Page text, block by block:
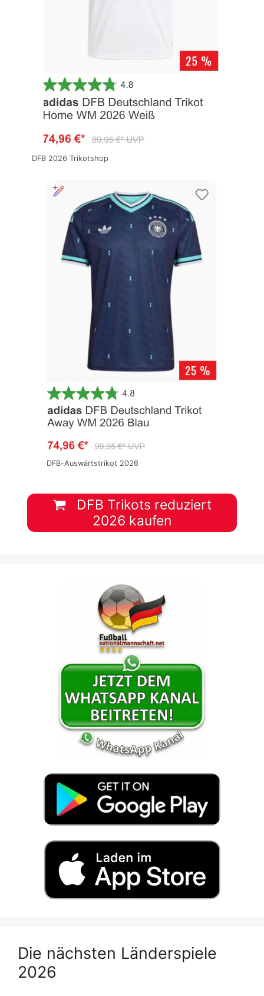
DFB 2026 Trikotshop
DFB-Auswärtstrikot 2026
DFB Trikots reduziert
2026 kaufen
Die nächsten Länderspiele
2026